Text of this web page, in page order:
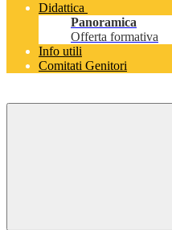
Didattica
Panoramica
Offerta formativa
Info utili
Comitati Genitori